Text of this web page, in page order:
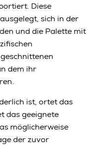
Diese
sich in der
und die Palette mit
dem ihr
ist, ortet das
das geeignete
möglicherweise
der zuvor